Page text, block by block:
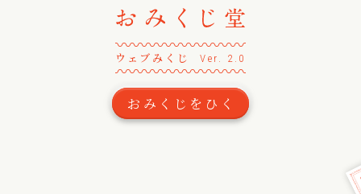
〰〰〰〰〰〰〰〰〰
ウェブみくじ Ver. 2.0
〰〰〰〰〰〰〰〰〰
おみくじをひく